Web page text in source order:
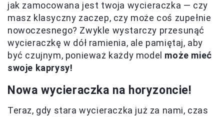
jak zamocowana jest twoja wycieraczka — czy
masz klasyczny zaczep, czy może coś zupełnie
nowoczesnego? Zwykle wystarczy przesunąć
wycieraczkę w dół ramienia, ale pamiętaj, aby
być czujnym, ponieważ każdy model może mieć
swoje kaprysy!
Nowa wycieraczka na horyzoncie!
Teraz, gdy stara wycieraczka już za nami, czas